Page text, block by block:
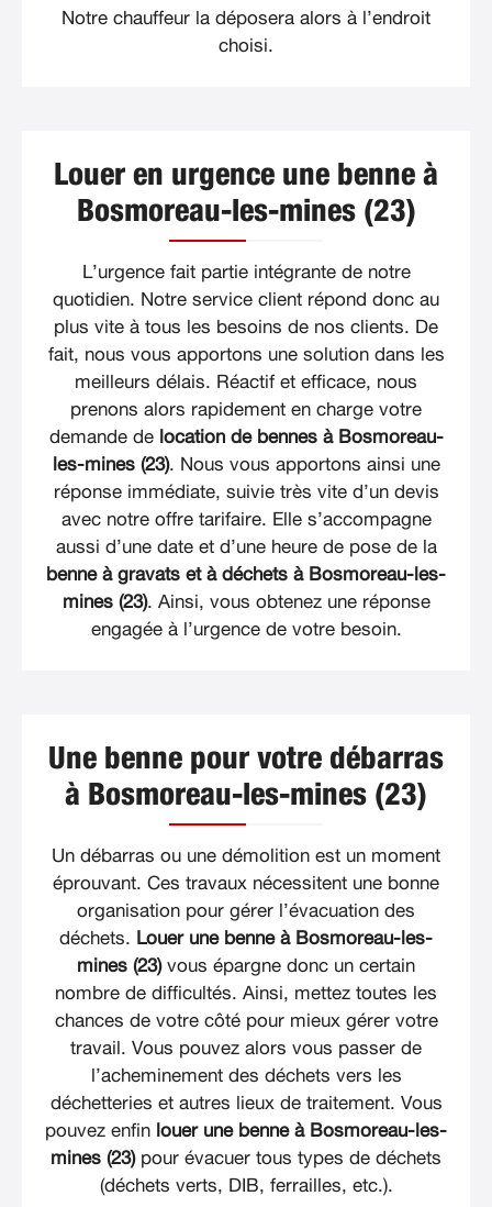
Notre chauffeur la déposera alors à l’endroit
choisi.
Louer en urgence une benne à
Bosmoreau-les-mines (23)
L’urgence fait partie intégrante de notre
quotidien. Notre service client répond donc au
plus vite à tous les besoins de nos clients. De
fait, nous vous apportons une solution dans les
meilleurs délais. Réactif et efficace, nous
prenons alors rapidement en charge votre
demande de location de bennes à Bosmoreau-
les-mines (23). Nous vous apportons ainsi une
réponse immédiate, suivie très vite d’un devis
avec notre offre tarifaire. Elle s’accompagne
aussi d’une date et d’une heure de pose de la
benne à gravats et à déchets à Bosmoreau-les-
mines (23). Ainsi, vous obtenez une réponse
engagée à l’urgence de votre besoin.
Une benne pour votre débarras
à Bosmoreau-les-mines (23)
Un débarras ou une démolition est un moment
éprouvant. Ces travaux nécessitent une bonne
organisation pour gérer l’évacuation des
déchets. Louer une benne à Bosmoreau-les-
mines (23)vous épargne donc un certain
nombre de difficultés. Ainsi, mettez toutes les
chances de votre côté pour mieux gérer votre
travail. Vous pouvez alors vous passer de
l’acheminement des déchets vers les
déchetteries et autres lieux de traitement. Vous
pouvez enfin louer une benne à Bosmoreau-les-
mines (23)pour évacuer tous types de déchets
(déchets verts, DIB, ferrailles, etc.).